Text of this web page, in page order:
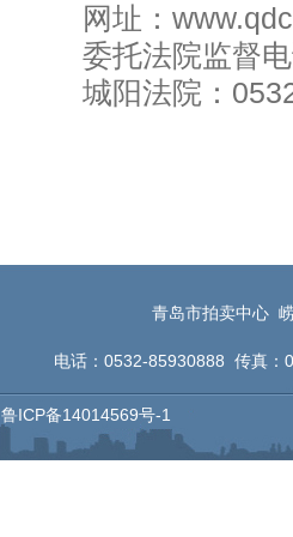
网址：
委托法院监督
城阳法
青岛市拍卖中心
电话：0532-85930888 传真：
鲁ICP备14014569号-1